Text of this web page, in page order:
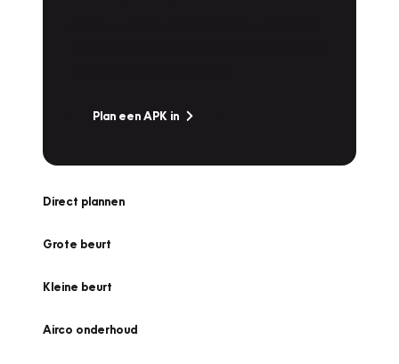
Plan een APK in
Direct plannen
Grote beurt
Kleine beurt
Airco onderhoud